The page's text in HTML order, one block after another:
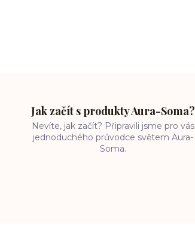
Jak začít s produkty Aura-Soma?
Nevíte, jak začít? Připravili jsme pro vás
jednoduchého průvodce světem Aura-
Soma.